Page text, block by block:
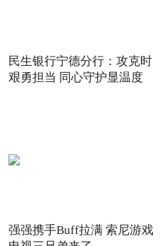
民生银行宁德分行：攻克时
艰勇担当 同心守护显温度
强强携手Buff拉满 索尼游戏